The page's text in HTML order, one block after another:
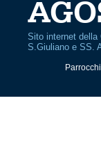
Sito internet della
S.Giuliano e SS.